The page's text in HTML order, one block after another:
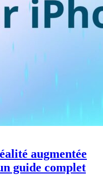
augmentée
guide complet